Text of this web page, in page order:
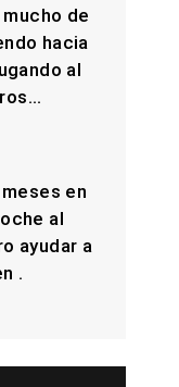
de
hacia
al
en
al
ayudar a
.